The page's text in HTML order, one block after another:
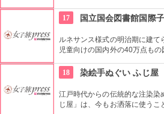
ご用意！
17 国立国会図書館国際
ルネサンス様式の明治期に建て
児童向けの国内外の40万点もの
でゆっくり過ごしてみては。
18 染絵手ぬぐい ふじ屋
江戸時代からの伝統的な注染染
じ屋」は、今もお洒落に使うこ